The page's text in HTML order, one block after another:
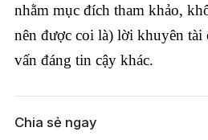
nhằm mục đích tham khảo,
nên được coi là) lời khuyên tài
vấn đáng tin cậy khác.
Chia sẻ ngay